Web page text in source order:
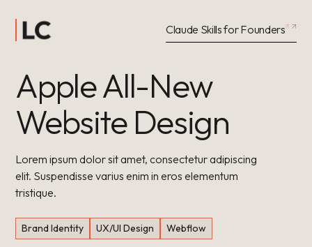
Claude Skills for Founders
Apple All-New
Website Design
Lorem ipsum dolor sit amet, consectetur adipiscing
elit. Suspendisse varius enim in eros elementum
tristique.
Brand Identity UX/UI Design Webflow